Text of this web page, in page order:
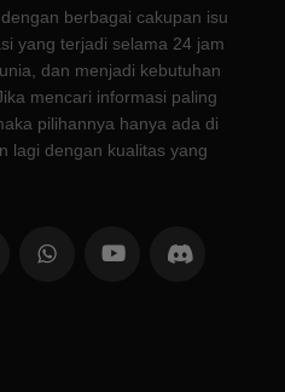
berbagai cakupan isu
yang terjadi selama 24 jam
dan menjadi kebutuhan
mencari informasi paling
pilihannya hanya ada di
lagi dengan kualitas yang